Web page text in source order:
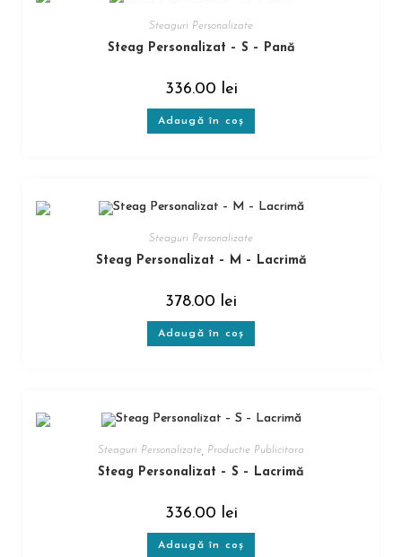
Steaguri Personalizate
Steag Personalizat – S – Pană
336.00 lei
Adaugă în coș
Steaguri Personalizate
Steag Personalizat – M – Lacrimă
378.00 lei
Adaugă în coș
Steaguri Personalizate Productie Publicitara
Steag Personalizat – S – Lacrimă
336.00 lei
Adaugă în coș